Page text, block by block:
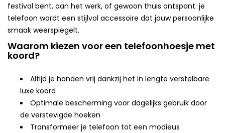
festival bent, aan het werk, of gewoon thuis ontspant: je
telefoon wordt een stijlvol accessoire dat jouw persoonlijke
smaak weerspiegelt.
Waarom kiezen voor een telefoonhoesje met
koord?
Altijd je handen vrij dankzij het in lengte verstelbare
luxe koord
Optimale bescherming voor dagelijks gebruik door
de verstevigde hoeken
Transformeer je telefoon tot een modieus